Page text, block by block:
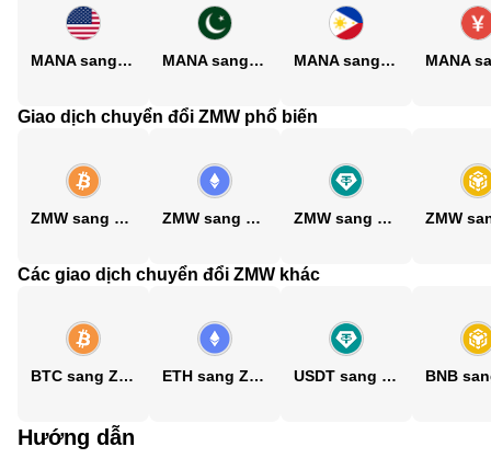
MANA sang USD MANA sang PKR MANA sang PHP
Giao dịch chuyển đổi ZMW phổ biến
ZMW sang BTC ZMW sang ETH ZMW sang USDT
Các giao dịch chuyển đổi ZMW khác
BTC sang ZMW ETH sang ZMW USDT sang ZMW
Hướng dẫn